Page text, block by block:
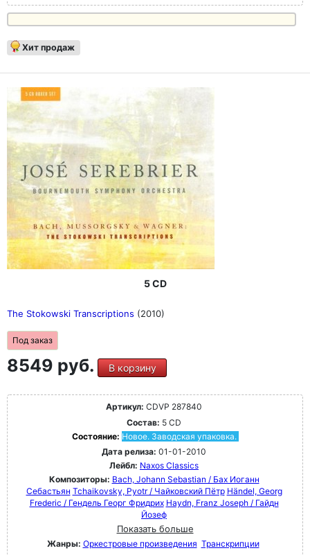
Хит продаж
5 CD
The Stokowski Transcriptions (2010)
Под заказ
8549 руб. В корзину
Артикул: CDVP 287840
Состав: 5 CD
Состояние: Новое. Заводская упаковка.
Дата релиза: 01-01-2010
Лейбл: Naxos Classics
Композиторы: Bach, Johann Sebastian / Бах Иоганн
Себастьян Tchaikovsky, Pyotr / Чайковский Пётр Händel, Georg
Frederic / Гендель Георг Фридрих Haydn, Franz Joseph / Гайдн
Йозеф
Показать больше
Жанры: Оркестровые произведения Транскрипции